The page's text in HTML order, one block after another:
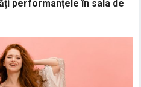
performanțele în sala de